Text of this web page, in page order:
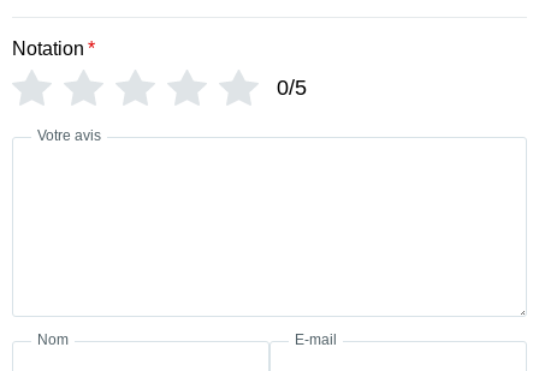
Notation *
0/5
Votre avis
Nom E-mail